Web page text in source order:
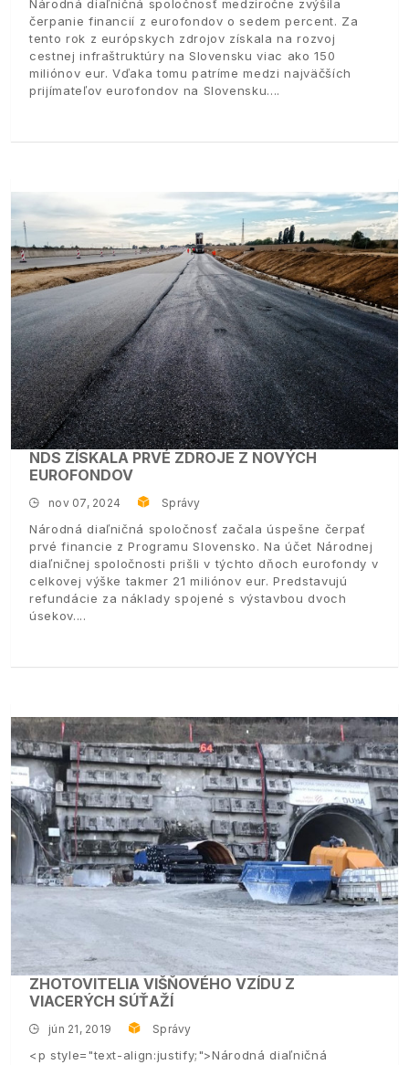
Národná diaľničná spoločnosť medziročne zvýšila
čerpanie financií z eurofondov o sedem percent. Za
tento rok z európskych zdrojov získala na rozvoj
cestnej infraštruktúry na Slovensku viac ako 150
miliónov eur. Vďaka tomu patríme medzi najväčších
prijímateľov eurofondov na Slovensku.
NDS ZÍSKALA PRVÉ ZDROJE Z NOVÝCH
EUROFONDOV
nov 07, 2024 Správy
Národná diaľničná spoločnosť začala úspešne čerpať
prvé financie z Programu Slovensko. Na účet Národnej
diaľničnej spoločnosti prišli v týchto dňoch eurofondy v
celkovej výške takmer 21 miliónov eur. Predstavujú
refundácie za náklady spojené s výstavbou dvoch
úsekov.
ZHOTOVITELIA VIŠŇOVÉHO VZÍDU Z
VIACERÝCH SÚŤAŽÍ
jún 21, 2019 Správy
<p style="text-align:justify;">Národná diaľničná